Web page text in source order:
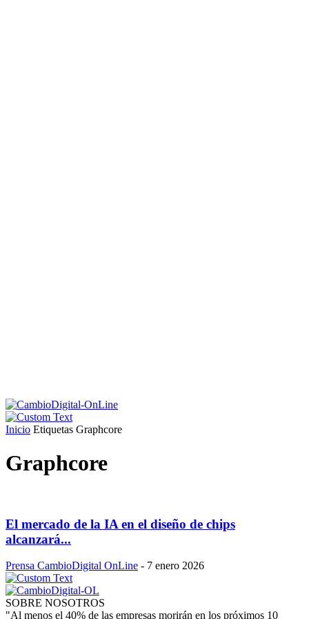
Inicio Etiquetas Graphcore
Graphcore
El mercado de la IA en el diseño de chips
alcanzará...
Prensa CambioDigital OnLine - 7 enero 2026
SOBRE NOSOTROS
"Al menos el 40% de las empresas morirán en los próximos 10